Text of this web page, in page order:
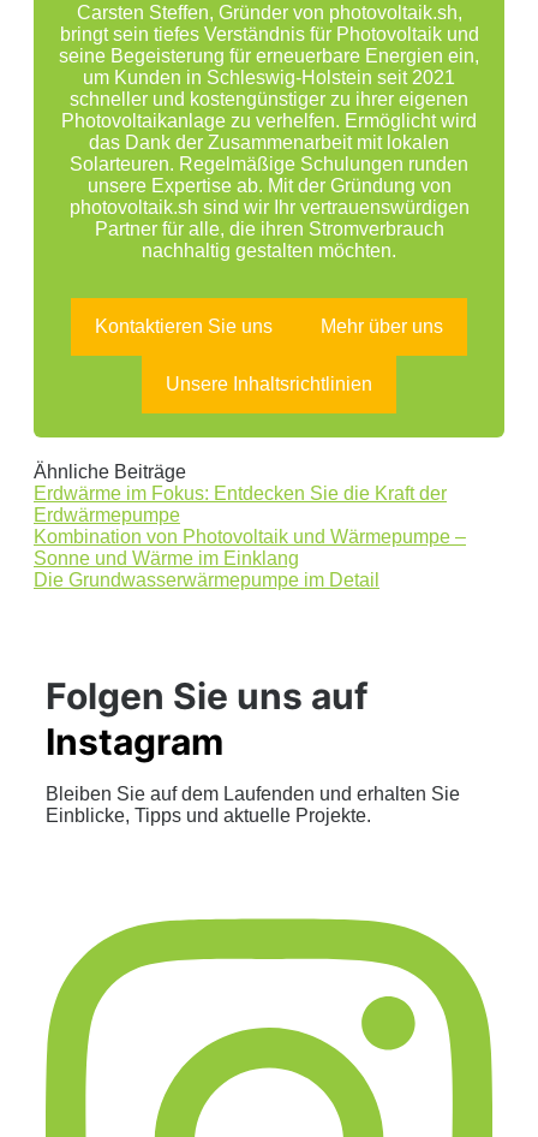
Carsten Steffen, Gründer von photovoltaik.sh,
bringt sein tiefes Verständnis für Photovoltaik und
seine Begeisterung für erneuerbare Energien ein,
um Kunden in Schleswig-Holstein seit 2021
schneller und kostengünstiger zu ihrer eigenen
Photovoltaikanlage zu verhelfen. Ermöglicht wird
das Dank der Zusammenarbeit mit lokalen
Solarteuren. Regelmäßige Schulungen runden
unsere Expertise ab. Mit der Gründung von
photovoltaik.sh sind wir Ihr vertrauenswürdigen
Partner für alle, die ihren Stromverbrauch
nachhaltig gestalten möchten.
Kontaktieren Sie uns Mehr über uns
Unsere Inhaltsrichtlinien
Ähnliche Beiträge
Erdwärme im Fokus: Entdecken Sie die Kraft der
Erdwärmepumpe
Kombination von Photovoltaik und Wärmepumpe –
Sonne und Wärme im Einklang
Die Grundwasserwärmepumpe im Detail
Folgen Sie uns auf
Instagram
Bleiben Sie auf dem Laufenden und erhalten Sie
Einblicke, Tipps und aktuelle Projekte.